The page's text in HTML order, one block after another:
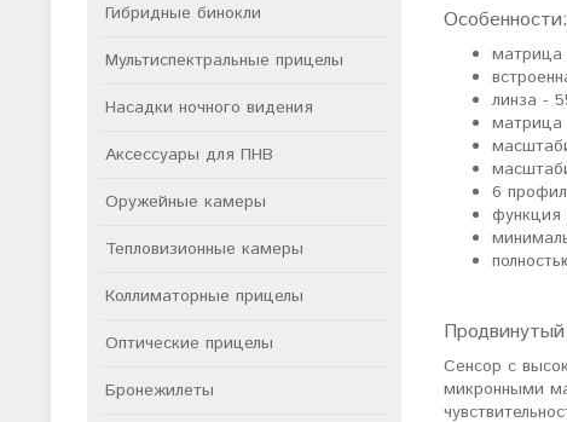
Гибридные бинокли
Мультиспектральные прицелы
Насадки ночного видения
Аксессуары для ПНВ
Оружейные камеры
Тепловизионные камеры
Коллиматорные прицелы
Оптические прицелы
Бронежилеты
Особенности:
матрица
линза -
матрица
6
функция
Сенсор с
микронными